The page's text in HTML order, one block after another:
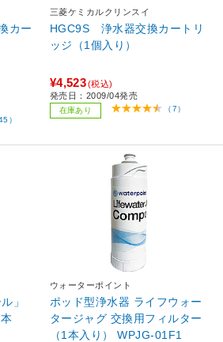
カー
）
三菱ケミカルクリンスイ
HGC9S 浄水器交換カートリ
ッジ（1個入り）
¥4,523(税込)
発売日：2009/04発売
在庫あり （7）
」
ウォーターポイント
ポッド型浄水器 ライフウォー
タージャグ 交換用フィルター
（1本入り） WPJG-01F1